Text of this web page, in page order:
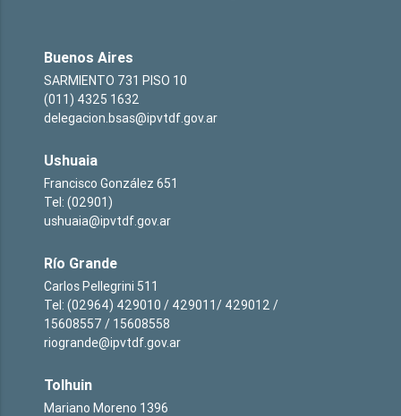
Buenos Aires
SARMIENTO 731 PISO 10
(011) 4325 1632
delegacion.bsas@ipvtdf.gov.ar
Ushuaia
Francisco González 651
Tel: (02901)
ushuaia@ipvtdf.gov.ar
Río Grande
Carlos Pellegrini 511
Tel: (02964) 429010 / 429011/ 429012 /
15608557 / 15608558
riogrande@ipvtdf.gov.ar
Tolhuin
Mariano Moreno 1396